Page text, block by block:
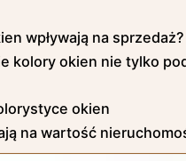
wpływają na sprzedaż?
kolory okien nie tylko
okien
na wartość